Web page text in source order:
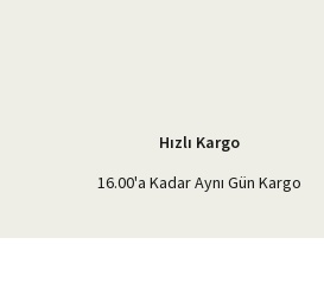
Hızlı Kargo
16.00'a Kadar Aynı Gün Kargo